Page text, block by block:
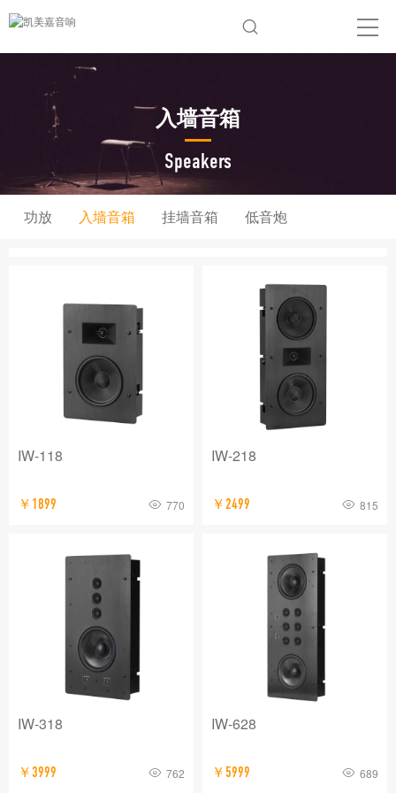
入墙音箱
Speakers
功放 入墙音箱 挂墙音箱 低音炮
IW-118
￥1899 770
IW-218
￥2499 815
IW-318
￥3999 762
IW-628
￥5999 689